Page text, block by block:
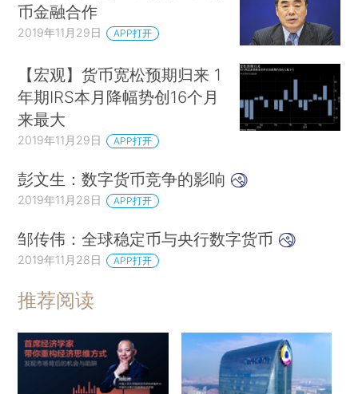
币金融合作
2019年11月29日 APP打开
【宏观】货币宽松预期归来 1
年期IRS本月降幅势创16个月
来最大
2019年11月29日 APP打开
彭文生：数字货币竞争的影响
2019年11月28日 APP打开
邹传伟：全球稳定币与央行数字货币
2019年11月28日 APP打开
推荐阅读